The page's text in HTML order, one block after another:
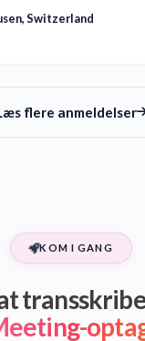
Switzerland
flere anmeldelser
KOM I GANG